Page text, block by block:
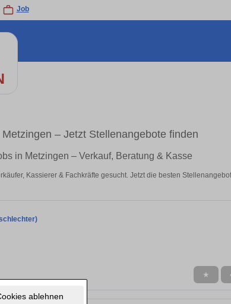
ablehnen
Job
– Jetzt Stellenangebote finden
in Metzingen – Verkauf, Beratung & Kasse
Kassierer & Fachkräfte gesucht. Jetzt die besten
★